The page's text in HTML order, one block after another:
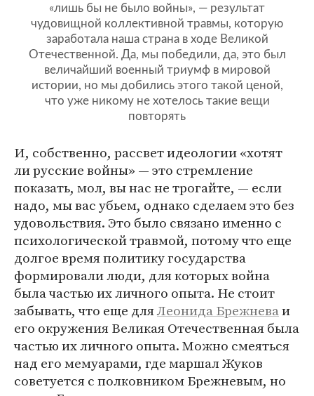
«лишь бы не было войны», — результат
чудовищной коллективной травмы, которую
заработала наша страна в ходе Великой
Отечественной. Да, мы победили, да, это был
величайший военный триумф в мировой
истории, но мы добились этого такой ценой,
что уже никому не хотелось такие вещи
повторять
И, собственно, рассвет идеологии «хотят
ли русские войны» — это стремление
показать, мол, вы нас не трогайте, — если
надо, мы вас убьем, однако сделаем это без
удовольствия. Это было связано именно с
психологической травмой, потому что еще
долгое время политику государства
формировали люди, для которых война
была частью их личного опыта. Не стоит
забывать, что еще дляЛеонида Брежневаи
его окружения Великая Отечественная была
частью их личного опыта. Можно смеяться
над его мемуарами, где маршал Жуков
советуется с полковником Брежневым, но